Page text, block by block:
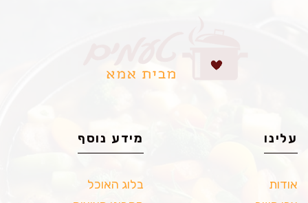
עלינו
אודות
מידע נוסף
בלוג האוכל